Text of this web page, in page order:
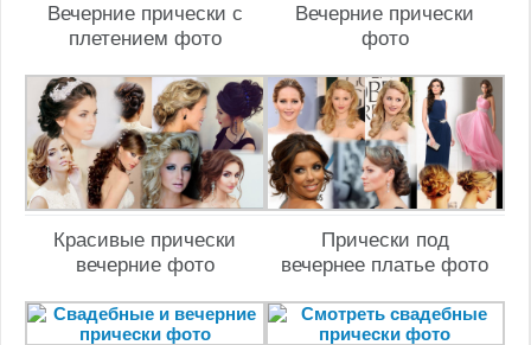
Вечерние прически с
плетением фото
Вечерние прически
фото
Красивые прически
вечерние фото
Прически под
вечернее платье фото